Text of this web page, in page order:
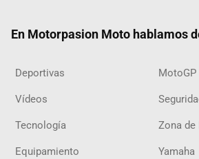
En Motorpasion Moto hablamos
Deportivas MotoGP
Vídeos
Tecnología Zona de
Equipamiento Yamaha